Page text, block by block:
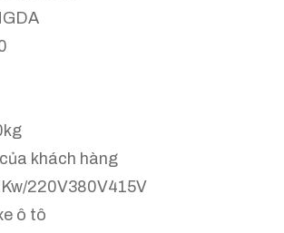
khách hàng
220V380V415V
ô tô